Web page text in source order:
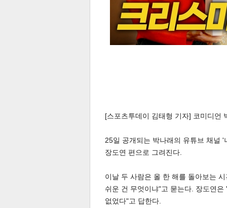
[스포츠투데이 김태형 기자] 코미디언
25일 공개되는 박나래의 유튜브 채널
장도연 편으로 그려진다.
이날 두 사람은 올 한 해를 돌아보는
쉬운 건 무엇이냐"고 묻는다. 장도연
없었다"고 답한다.